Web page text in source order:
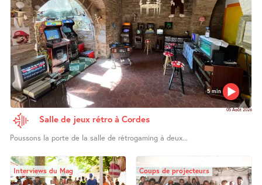
5 min
05 Août 2026
Salle de jeux rétro à Cordes
Poussons la porte de la salle de rétrogaming à deux...
Interviews du Mag Coups de projecteurs